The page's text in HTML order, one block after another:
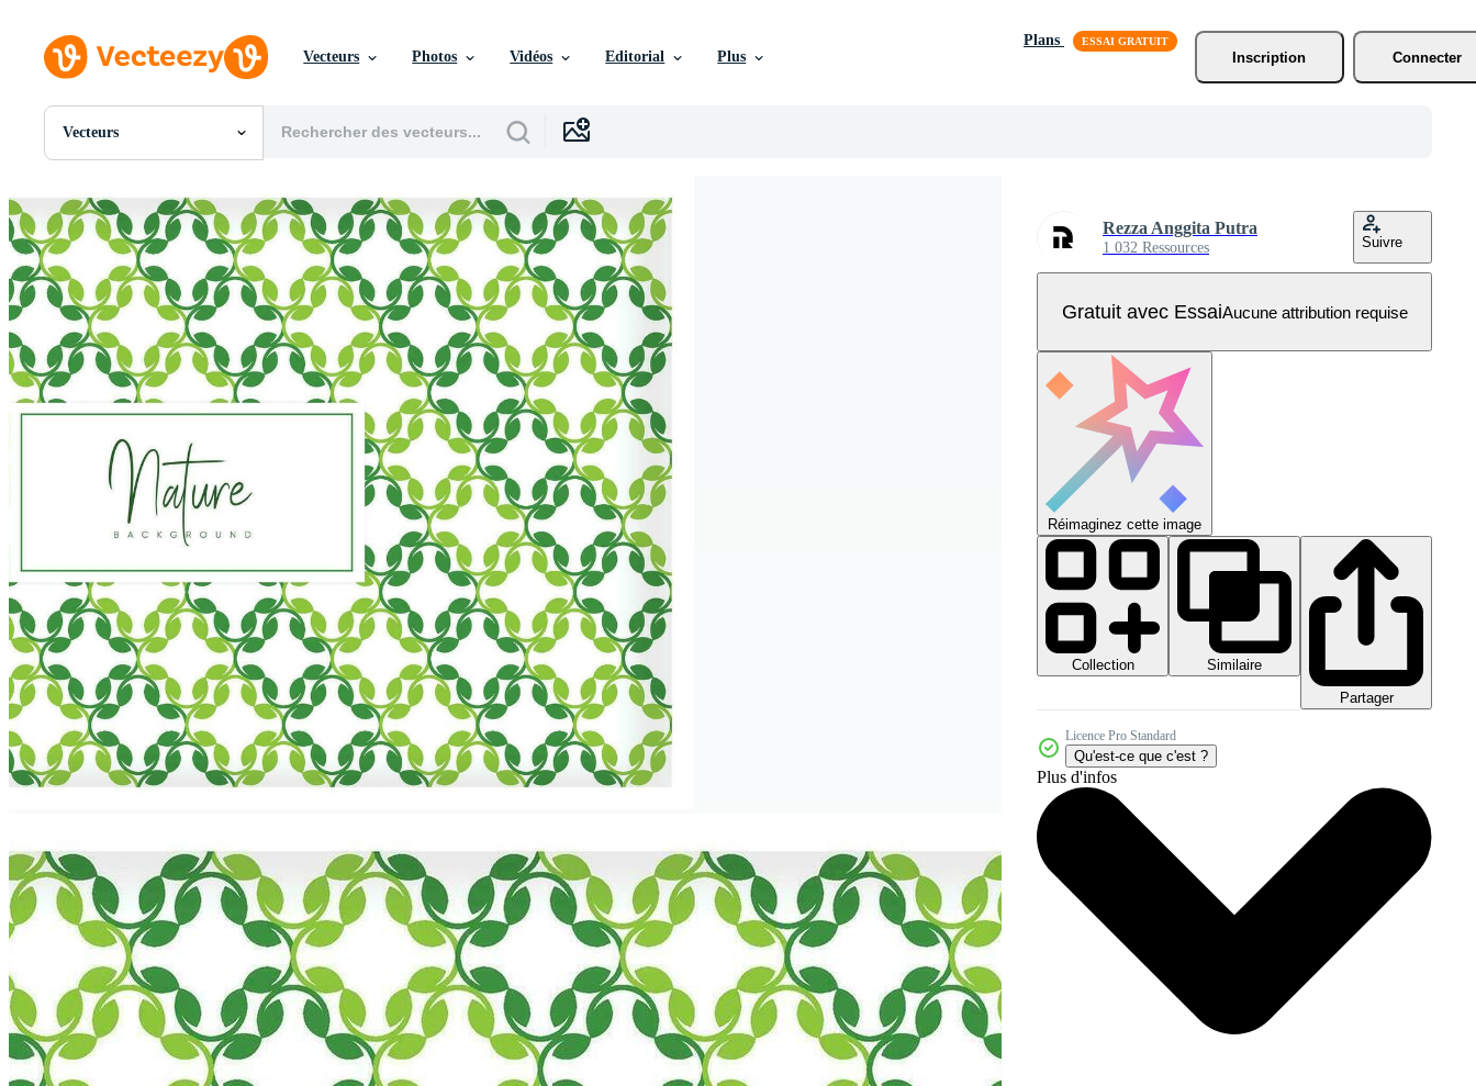
Vecteurs Photos Vidéos Editorial Plus
Plans
Inscription
Connecter
Vecteurs
Toutes Images
PNGs
PSDs
SVGs
Modèles
Vecteurs
Vidéos
Motion graphics
Images Éditoriales
Événements Éditoriaux
Rezza Anggita Putra
1 032 Ressources Suivre
Gratuit avec EssaiAucune attribution requise
Réimaginez cette image
Collection
Similaire
Partager
Licence Pro Standard
Qu'est-ce que c'est ?
Plus d'infos